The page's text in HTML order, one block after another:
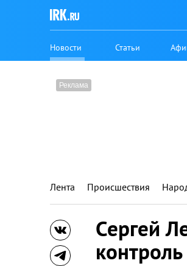
Новости Статьи
Лента Происшествия
Сергей